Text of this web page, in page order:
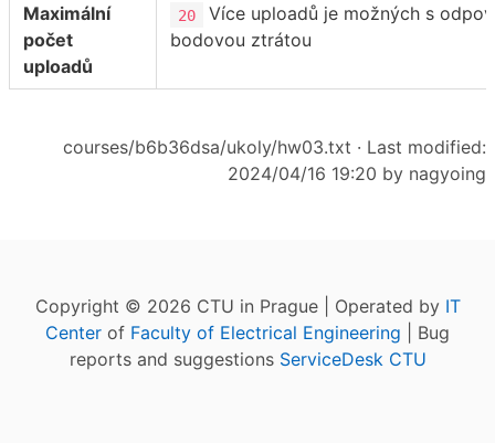
Maximální
počet
uploadů
20
Více uploadů je možných s
bodovou ztrátou
courses/b6b36dsa/ukoly/hw03.txt · Last modified:
2024/04/16 19:20 by nagyoing
Copyright © 2026 CTU in Prague | Operated by IT
Center of Faculty of Electrical Engineering | Bug
reports and suggestions ServiceDesk CTU